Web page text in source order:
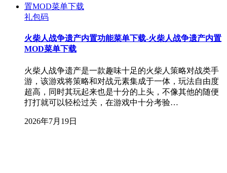
礼包码
火柴人战争遗产内置功能菜单下载-火柴人战争遗产内置
MOD菜单下载
火柴人战争遗产是一款趣味十足的火柴人策略对战类手
游，该游戏将策略和对战元素集成于一体，玩法自由度
超高，同时其玩起来也是十分的上头，不像其他的随便
打打就可以轻松过关，在游戏中十分考验…
2026年7月19日